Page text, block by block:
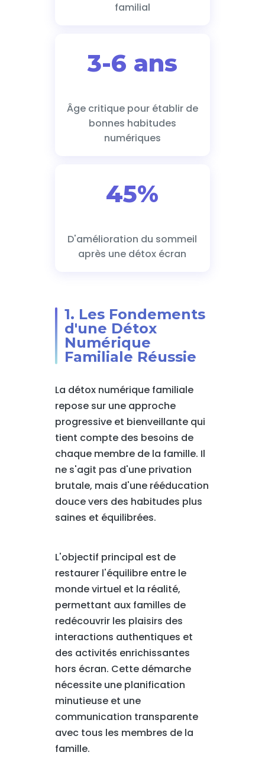
familial
3-6 ans
Âge critique pour établir de
bonnes habitudes
numériques
45%
D'amélioration du sommeil
après une détox écran
1. Les Fondements
d'une Détox
Numérique
Familiale Réussie
La détox numérique familiale
repose sur une approche
progressive et bienveillante qui
tient compte des besoins de
chaque membre de la famille. Il
ne s'agit pas d'une privation
brutale, mais d'une rééducation
douce vers des habitudes plus
saines et équilibrées.
L'objectif principal est de
restaurer l'équilibre entre le
monde virtuel et la réalité,
permettant aux familles de
redécouvrir les plaisirs des
interactions authentiques et
des activités enrichissantes
hors écran. Cette démarche
nécessite une planification
minutieuse et une
communication transparente
avec tous les membres de la
famille.